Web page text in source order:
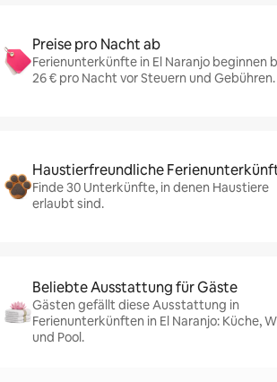
Preise pro Nacht ab
Ferienunterkünfte in El Naranjo beginnen
26 € pro Nacht vor Steuern und Gebühren.
Haustierfreundliche
Finde 30 Unterkünfte, in denen Haustiere
erlaubt sind.
Beliebte Ausstattung für Gäste
Gästen gefällt diese Ausstattung in
Ferienunterkünften in El Naranjo: Küche,
und Pool.